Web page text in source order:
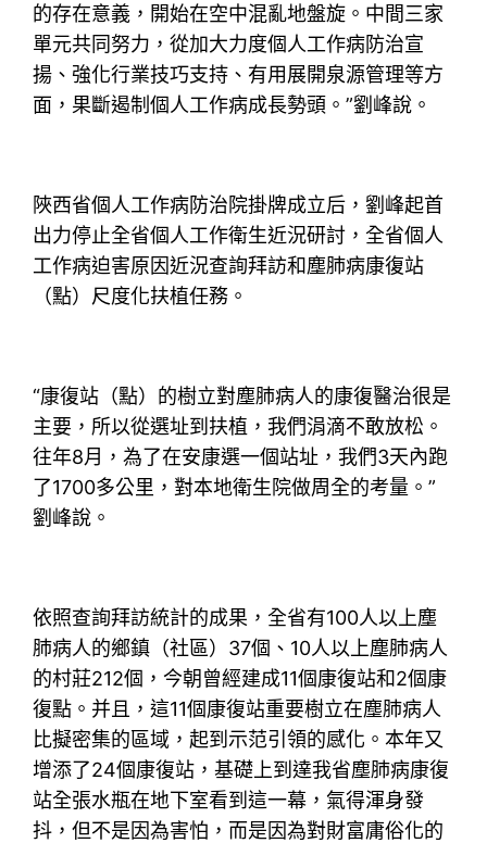
的存在意義，開始在空中混亂地盤旋。中間三家
單元共同努力，從加大力度個人工作病防治宣
揚、強化行業技巧支持、有用展開泉源管理等方
面，果斷遏制個人工作病成長勢頭。”劉峰說。
陜西省個人工作病防治院掛牌成立后，劉峰起首
出力停止全省個人工作衛生近況研討，全省個人
工作病迫害原因近況查詢拜訪和塵肺病康復站
（點）尺度化扶植任務。
“康復站（點）的樹立對塵肺病人的康復醫治很是
主要，所以從選址到扶植，我們涓滴不敢放松。
往年8月，為了在安康選一個站址，我們3天內跑
了1700多公里，對本地衛生院做周全的考量。”
劉峰說。
依照查詢拜訪統計的成果，全省有100人以上塵
肺病人的鄉鎮（社區）37個、10人以上塵肺病人
的村莊212個，今朝曾經建成11個康復站和2個康
復點。并且，這11個康復站重要樹立在塵肺病人
比擬密集的區域，起到示范引領的感化。本年又
增添了24個康復站，基礎上到達我省塵肺病康復
站全張水瓶在地下室看到這一幕，氣得渾身發
抖，但不是因為害怕，而是因為對財富庸俗化的